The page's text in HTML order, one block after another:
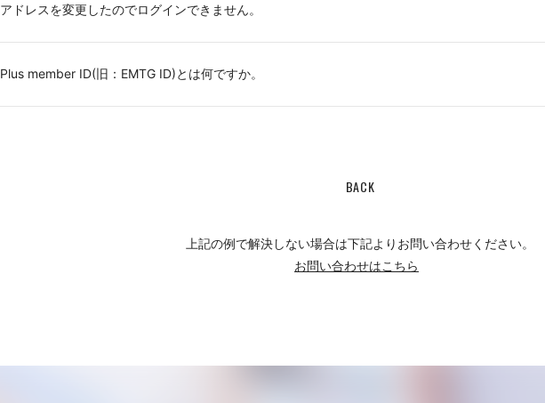
アドレスを変更したのでログインできません。
Plus member ID(旧：EMTG ID)とは何ですか。
BACK
上記の例で解決しない場合は下記よりお問い合わせください。
お問い合わせはこちら